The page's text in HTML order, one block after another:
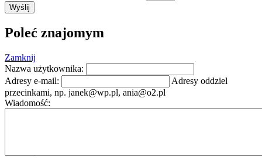
Wyślij
Poleć znajomym
Zamknij
Nazwa użytkownika:
Adresy e-mail:
Adresy oddziel
przecinkami, np. janek@wp.pl, ania@o2.pl
Wiadomość: